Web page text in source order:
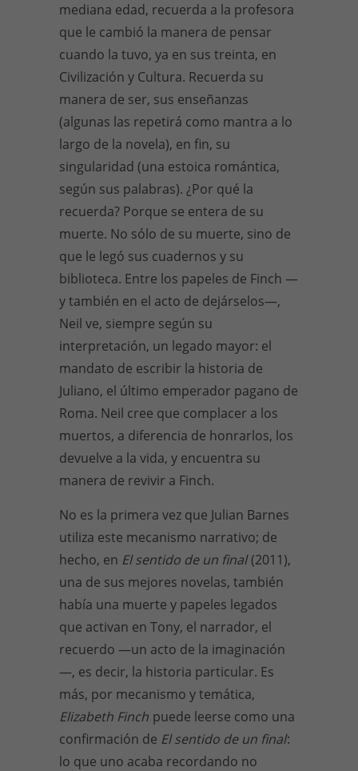
mediana edad, recuerda a la profesora
que le cambió la manera de pensar
cuando la tuvo, ya en sus treinta, en
Civilización y Cultura. Recuerda su
manera de ser, sus enseñanzas
(algunas las repetirá como mantra a lo
largo de la novela), en fin, su
singularidad (una estoica romántica,
según sus palabras). ¿Por qué la
recuerda? Porque se entera de su
muerte. No sólo de su muerte, sino de
que le legó sus cuadernos y su
biblioteca. Entre los papeles de Finch —
y también en el acto de dejárselos—,
Neil ve, siempre según su
interpretación, un legado mayor: el
mandato de escribir la historia de
Juliano, el último emperador pagano de
Roma. Neil cree que complacer a los
muertos, a diferencia de honrarlos, los
devuelve a la vida, y encuentra su
manera de revivir a Finch.
No es la primera vez que Julian Barnes
utiliza este mecanismo narrativo; de
hecho, en El sentido de un final(2011),
una de sus mejores novelas, también
había una muerte y papeles legados
que activan en Tony, el narrador, el
recuerdo —un acto de la imaginación
—, es decir, la historia particular. Es
más, por mecanismo y temática,
Elizabeth Finch puede leerse como una
confirmación de El sentido de un final:
lo que uno acaba recordando no